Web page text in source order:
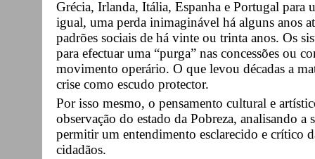
Grécia, Irlanda, Itália, Espanha e Portugal para
igual, uma perda inimaginável há alguns anos
padrões sociais de há vinte ou trinta anos. Os
para efectuar uma “purga” nas concessões ou
movimento operário. O que levou décadas a
crise como escudo protector.
Por isso mesmo, o pensamento cultural e
observação do estado da Pobreza, analisando
permitir um entendimento esclarecido e crítico
cidadãos.